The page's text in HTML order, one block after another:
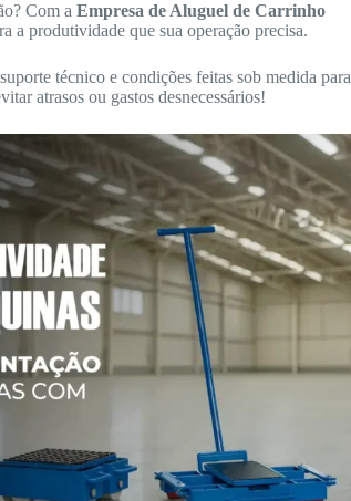
Com a Empresa de Aluguel de Carrinho
a produtividade que sua operação precisa.
técnico e condições feitas sob medida para
atrasos ou gastos desnecessários!